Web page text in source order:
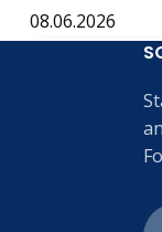
08.06.2026